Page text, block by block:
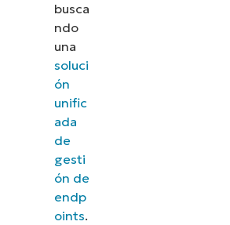
busca
ndo
una
soluci
ón
unific
ada
de
gesti
ón de
endp
oints.